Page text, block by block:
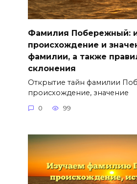
Фамилия Побережный:
происхождение и
фамилии, а также
склонения
Открытие тайн фамилии
происхождение, значение
0 99